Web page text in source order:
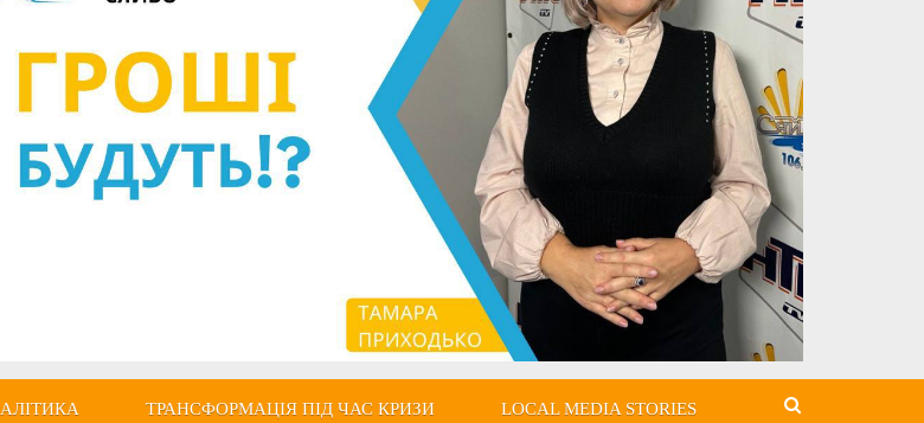
ТРАНСФОРМАЦІЯ ПІД ЧАС КРИЗИ LOCAL MEDIA STORIES